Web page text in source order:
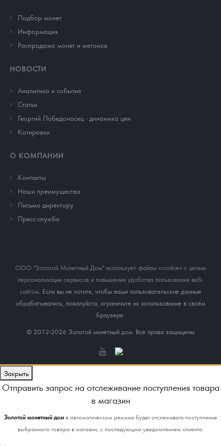
Подбор монет
Информация
Распродажа монет и жетонов
НОВОСТИ
Аналитика и события
Cтатьи
Георгий Победоносец - динамика цен
Котировки
О КОМПАНИИ
Контакты
Наши преимущества
Письмо директору
Пресс-служба
ООО "Золотой Монетный Дом" использует файлы «cookie» с целью
персонализации сервисов и повышения удобства пользования веб-
сайтом. Если вы не хотите, чтобы ваши пользовательские данные
обрабатывались, пожалуйста, ограничьте их использование в своём
браузере.
© 2012-2026 Золотой монетный дом. Все права защищены
Закрыть
Отправить запрос на отслеживание поступления товара
в магазин
Золотой монетный домв автоматическом режиме будет отслеживать поступление
выбранного товара в магазин, с последующим уведомлением клиента.